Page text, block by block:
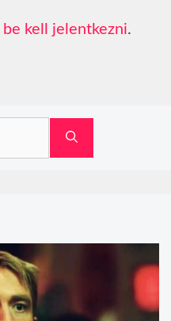
be kell jelentkezni.